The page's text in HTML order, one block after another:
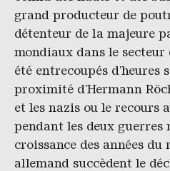
grand producteur de
détenteur de la majeure
mondiaux dans le
été entrecoupés d'heures
proximité d'Hermann
et les nazis ou le recours
pendant les deux guerres
croissance des années
allemand succèdent le